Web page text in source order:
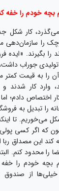
بچه خودم را خفه
کار شکل
را سازمان‌دهی
را بگیرند.
جوراب
را به قیمت کمتر
وارد کار شدند
اختصاص دادم؛
را تبدیل به
می‌خوریم. تا
که اگر کسی
کند این مصداق
را محدود کنم.
بچه خودم را
از